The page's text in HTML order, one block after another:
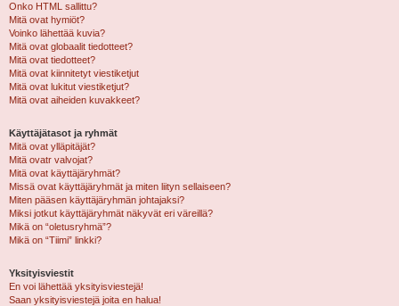
Onko HTML sallittu?
Mitä ovat hymiöt?
Voinko lähettää kuvia?
Mitä ovat globaalit tiedotteet?
Mitä ovat tiedotteet?
Mitä ovat kiinnitetyt viestiketjut
Mitä ovat lukitut viestiketjut?
Mitä ovat aiheiden kuvakkeet?
Käyttäjätasot ja ryhmät
Mitä ovat ylläpitäjät?
Mitä ovatr valvojat?
Mitä ovat käyttäjäryhmät?
Missä ovat käyttäjäryhmät ja miten liityn sellaiseen?
Miten pääsen käyttäjäryhmän johtajaksi?
Miksi jotkut käyttäjäryhmät näkyvät eri väreillä?
Mikä on “oletusryhmä”?
Mikä on “Tiimi” linkki?
Yksityisviestit
En voi lähettää yksityisviestejä!
Saan yksityisviestejä joita en halua!